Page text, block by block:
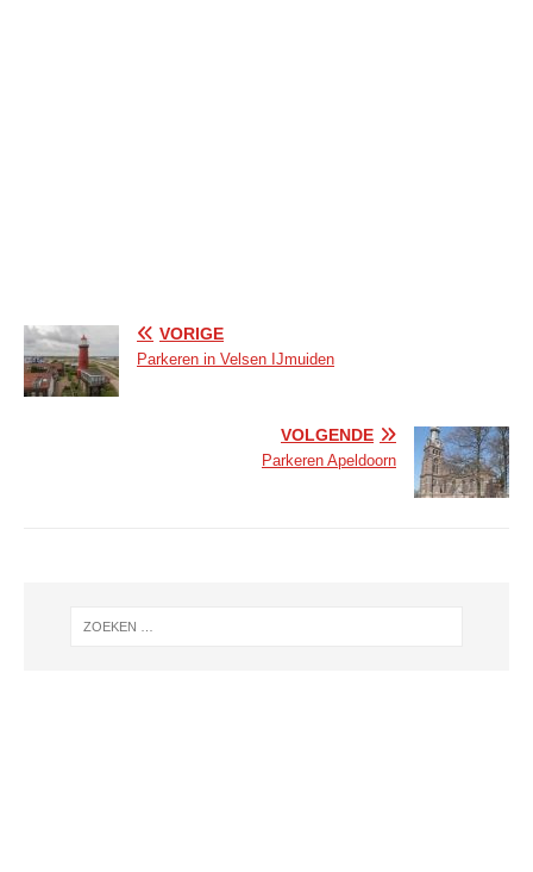
VORIGE
Parkeren in Velsen IJmuiden
VOLGENDE
Parkeren Apeldoorn